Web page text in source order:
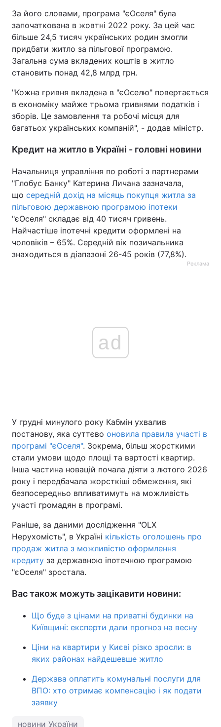
За його словами, програма "єОселя" була
започаткована в жовтні 2022 року. За цей час
більше 24,5 тисяч українських родин змогли
придбати житло за пільгової програмою.
Загальна сума вкладених коштів в житло
становить понад 42,8 млрд грн.
"Кожна гривня вкладена в "єОселю" повертається
в економіку майже трьома гривнями податків і
зборів. Це замовлення та робочі місця для
багатьох українських компаній", - додав міністр.
Кредит на житло в Україні - головні новини
Начальниця управління по роботі з партнерами
"Глобус Банку" Катерина Личана зазначала,
що середній дохід на місяць покупця житла за
пільговою державною програмою іпотеки
"єОселя" складає від 40 тисяч гривень.
Найчастіше іпотечні кредити оформлені на
чоловіків – 65%. Середній вік позичальника
знаходиться в діапазоні 26-45 років (77,8%).
Реклама
ad
У грудні минулого року Кабмін ухвалив
постанову, яка суттєво оновила правила участі в
програмі "єОселя". Зокрема, більш жорсткими
стали умови щодо площі та вартості квартир.
Інша частина новацій почала діяти з лютого 2026
року і передбачала жорсткіші обмеження, які
безпосередньо впливатимуть на можливість
участі громадян в програмі.
Раніше, за даними дослідження "OLX
Нерухомість", в Україні кількість оголошень про
продаж житла з можливістю оформлення
кредиту за державною іпотечною програмою
"єОселя" зростала.
Вас також можуть зацікавити новини:
Що буде з цінами на приватні будинки на
Київщині: експерти дали прогноз на весну
Ціни на квартири у Києві різко зросли: в
яких районах найдешевше житло
Держава оплатить комунальні послуги для
ВПО: хто отримає компенсацію і як подати
заявку
новини України